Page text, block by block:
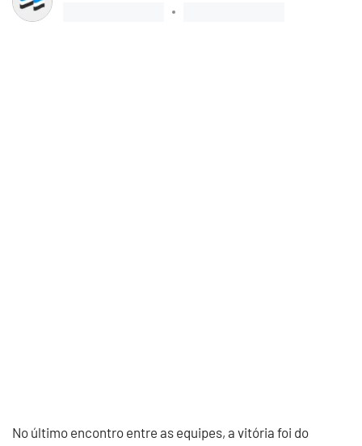
No último encontro entre as equipes, a vitória foi do